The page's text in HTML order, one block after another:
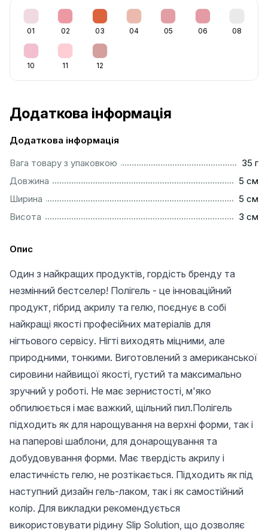
01 02 03 04 05 06 08
10 11 12
Додаткова інформація
Додаткова інформація
Вага товару з упаковкою
35 г
Довжина
5 см
Ширина
5 см
Висота
3 см
Опис
Один з найкращих продуктів, гордість бренду та
незмінний бестселер! Полігель - це інноваційний
продукт, гібрид акрилу та гелю, поєднує в собі
найкращі якості професійних матеріалів для
нігтьового сервісу. Нігті виходять міцними, але
природними, тонкими. Виготовлений з американської
сировини найвищої якості, густий та максимально
зручний у роботі. Не має зернистості, м'яко
обпилюється і має важкий, щільний пил.Полігель
підходить як для нарощування на верхні форми, так і
на паперові шаблони, для донарощування та
добудовування форми. Має твердість акрилу і
еластичність гелю, не розтікається. Підходить як під
наступний дизайн гель-лаком, так і як самостійний
колір. Для викладки рекомендується
використовувати рідину Slip Solution, що дозволяє